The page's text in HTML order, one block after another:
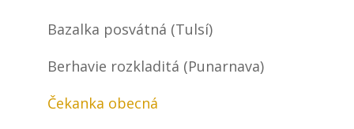
Bazalka posvátná (Tulsí)
Berhavie rozkladitá (Punarnava)
Čekanka obecná